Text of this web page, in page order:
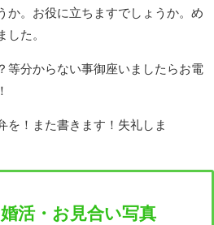
か。お役に立ちますでしょうか。め
た。
等分からない事御座いましたらお電
を！また書きます！失礼しま
婚活・お見合い写真